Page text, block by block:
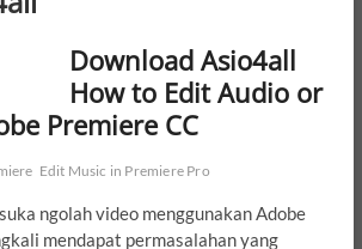
Download Asio4all
How to Edit Audio or
Premiere CC
Edit Music in Premiere Pro
ngolah video menggunakan Adobe
mendapat permasalahan yang